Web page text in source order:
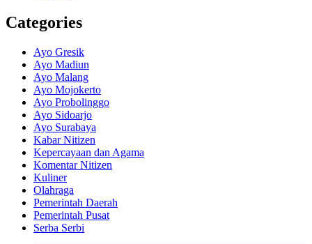
Categories
Ayo Gresik
Ayo Madiun
Ayo Malang
Ayo Mojokerto
Ayo Probolinggo
Ayo Sidoarjo
Ayo Surabaya
Kabar Nitizen
Kepercayaan dan Agama
Komentar Nitizen
Kuliner
Olahraga
Pemerintah Daerah
Pemerintah Pusat
Serba Serbi